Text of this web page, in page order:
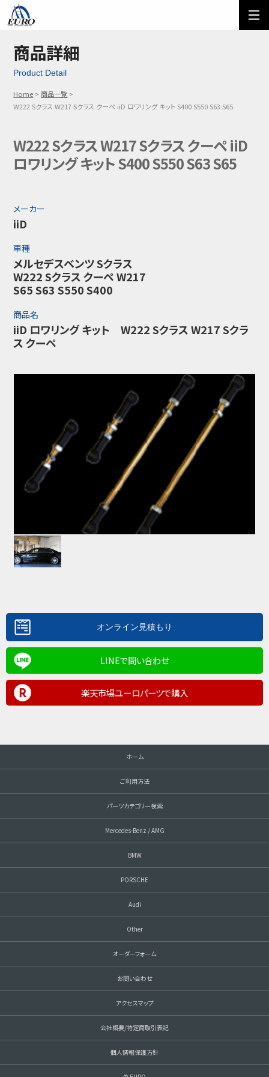
ご利用方法
メール問い合わせ
03-5674-7742
商品詳細
Product Detail
Home
商品一覧
W222 Sクラス W217 Sクラス クーペ iiD ロワリング キット S400 S550 S63 S65
W222 Sクラス W217 Sクラス クーペ iiD
ロワリング キット S400 S550 S63 S65
メーカー
iiD
車種
メルセデスベンツ Sクラス
W222 Sクラス クーペ W217
S65 S63 S550 S400
商品名
iiD ロワリング キット W222 Sクラス W217 Sクラ
ス クーペ
LINEで問い合わせ
楽天市場ユーロパーツで購入
ホーム
ご利用方法
パーツカテゴリー検索
Mercedes-Benz / AMG
BMW
PORSCHE
Audi
Other
オーダーフォーム
お問い合わせ
アクセスマップ
会社概要/特定商取引表記
個人情報保護方針